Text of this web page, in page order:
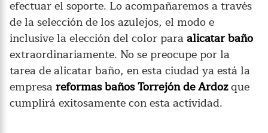
efectuar el soporte. Lo acompañaremos a través
de la selección de los azulejos, el modo e
inclusive la elección del color paraalicatar baño
extraordinariamente. No se preocupe por la
tarea de alicatar baño, en esta ciudad ya está la
empresareformas baños Torrejón de Ardozque
cumplirá exitosamente con esta actividad.